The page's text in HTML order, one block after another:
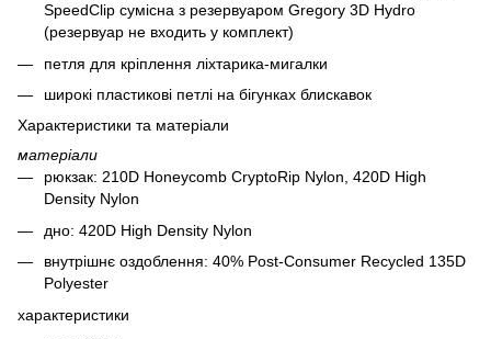
SpeedClip сумісна з резервуаром Gregory 3D Hydro
(резервуар не входить у комплект)
петля для кріплення ліхтарика-мигалки
широкі пластикові петлі на бігунках блискавок
Характеристики та матеріали
матеріали
рюкзак: 210D Honeycomb CryptoRip Nylon, 420D High
Density Nylon
дно: 420D High Density Nylon
внутрішнє оздоблення: 40% Post-Consumer Recycled 135D
Polyester
характеристики